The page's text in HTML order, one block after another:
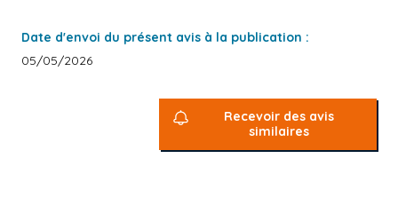
Date d'envoi du présent avis à la publication :
05/05/2026
Recevoir des avis
similaires